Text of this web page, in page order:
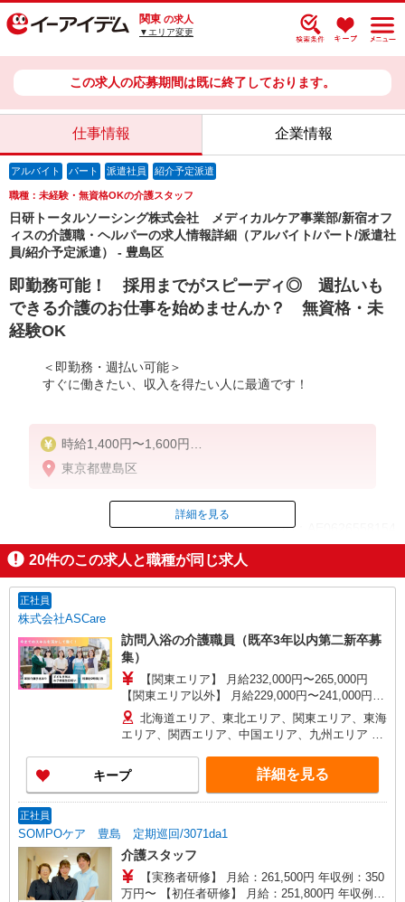
関東 の求人
▼エリア変更
この求人の応募期間は既に終了しております。
仕事情報 企業情報
アルバイト パート 派遣社員 紹介予定派遣
職種：未経験・無資格OKの介護スタッフ
日研トータルソーシング株式会社 メディカルケア事業部/新宿オフ
ィスの介護職・ヘルパーの求人情報詳細（アルバイト/パート/派遣社
員/紹介予定派遣） - 豊島区
即勤務可能！ 採用までがスピーディ◎ 週払いも
できる介護のお仕事を始めませんか？ 無資格・未
経験OK
＜即勤務・週払い可能＞
すぐに働きたい、収入を得たい人に最適です！
時給1,400円〜1,600円
★週払いOK（規定あり）
東京都豊島区
ID：AE0626558154
掲載期間終了
詳細を見る
20件のこの求人と職種が同じ求人
正社員
株式会社ASCare
訪問入浴の介護職員（既卒3年以内第二新卒募
集）
【関東エリア】 月給232,000円〜265,000円
【関東エリア以外】 月給229,000円〜241,000円
※勤務地域により異なります ※地域手当含む ※交
付金手当含む ※各種手当は待遇項目を参照 ◎キャ
リアステップ年収モデル（参考値） 一般職（平均
勤続年数5年）390万円 事業所長（平均勤続年数10
年 2〜3年で所長になる人もいます！）500万円
ブロック長（平均勤続年数13年）650万円 エリア
北海道エリア、東北エリア、関東エリア、東海
エリア、関西エリア、中国エリア、九州エリア ※
属されます。 ※Ｕ・Ｉターン歓迎！会社都合によ
る異動等はございません！
キープ 詳細を見る
正社員
SOMPOケア 豊島 定期巡回/3071da1
介護スタッフ
【実務者研修】 月給：261,500円 年収例：350
万円〜 【初任者研修】 月給：251,800円 年収例：